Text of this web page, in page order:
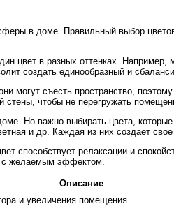
в доме. Правильный выбор
цвет в разных оттенках. Например,
создать единообразный и
могут съесть пространство,
стены, чтобы не перегружать
Но важно выбирать цвета,
и др. Каждая из них создает
способствует релаксации и
с желаемым эффектом.
Описание
и увеличения помещения.